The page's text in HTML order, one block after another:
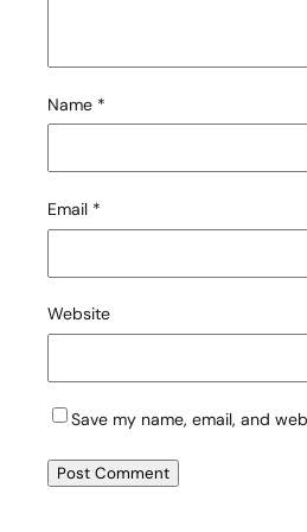
Name *
Email *
Website
Save my name, email, and